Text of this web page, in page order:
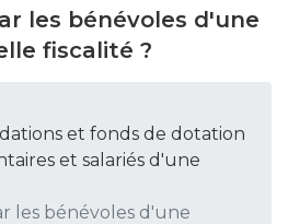
les bénévoles d'une
fiscalité ?
et fonds de dotation
et salariés d'une
les bénévoles d'une